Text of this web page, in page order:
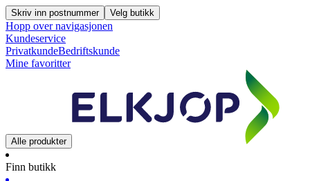
Skriv inn postnummer Velg butikk
Hopp over navigasjonen
Kundeservice
PrivatkundeBedriftskunde
Mine favoritter
Alle produkter
Finn butikk